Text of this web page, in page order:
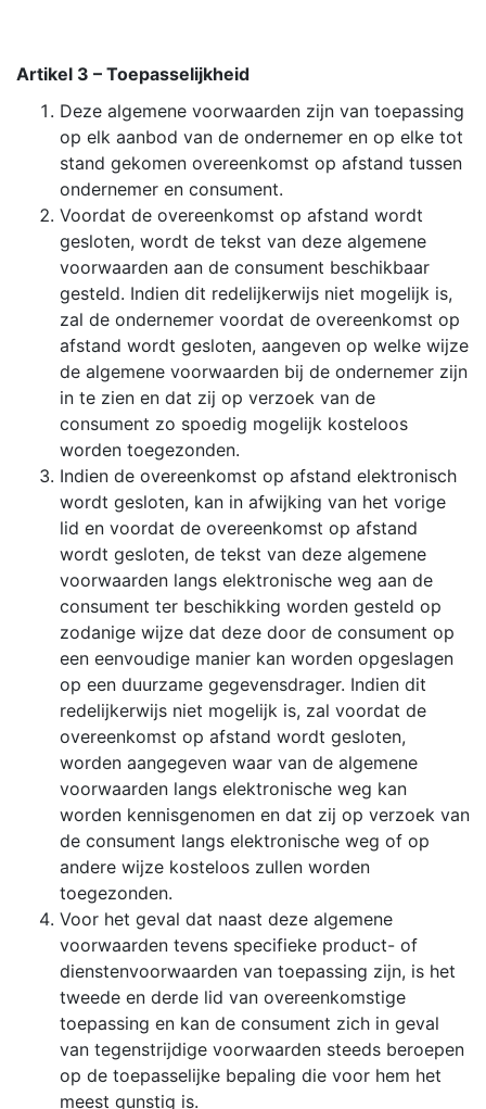
Artikel 3 – Toepasselijkheid
Deze algemene voorwaarden zijn van toepassing
op elk aanbod van de ondernemer en op elke tot
stand gekomen overeenkomst op afstand tussen
ondernemer en consument.
Voordat de overeenkomst op afstand wordt
gesloten, wordt de tekst van deze algemene
voorwaarden aan de consument beschikbaar
gesteld. Indien dit redelijkerwijs niet mogelijk is,
zal de ondernemer voordat de overeenkomst op
afstand wordt gesloten, aangeven op welke wijze
de algemene voorwaarden bij de ondernemer zijn
in te zien en dat zij op verzoek van de
consument zo spoedig mogelijk kosteloos
worden toegezonden.
Indien de overeenkomst op afstand elektronisch
wordt gesloten, kan in afwijking van het vorige
lid en voordat de overeenkomst op afstand
wordt gesloten, de tekst van deze algemene
voorwaarden langs elektronische weg aan de
consument ter beschikking worden gesteld op
zodanige wijze dat deze door de consument op
een eenvoudige manier kan worden opgeslagen
op een duurzame gegevensdrager. Indien dit
redelijkerwijs niet mogelijk is, zal voordat de
overeenkomst op afstand wordt gesloten,
worden aangegeven waar van de algemene
voorwaarden langs elektronische weg kan
worden kennisgenomen en dat zij op verzoek van
de consument langs elektronische weg of op
andere wijze kosteloos zullen worden
toegezonden.
Voor het geval dat naast deze algemene
voorwaarden tevens specifieke product- of
dienstenvoorwaarden van toepassing zijn, is het
tweede en derde lid van overeenkomstige
toepassing en kan de consument zich in geval
van tegenstrijdige voorwaarden steeds beroepen
op de toepasselijke bepaling die voor hem het
meest gunstig is.